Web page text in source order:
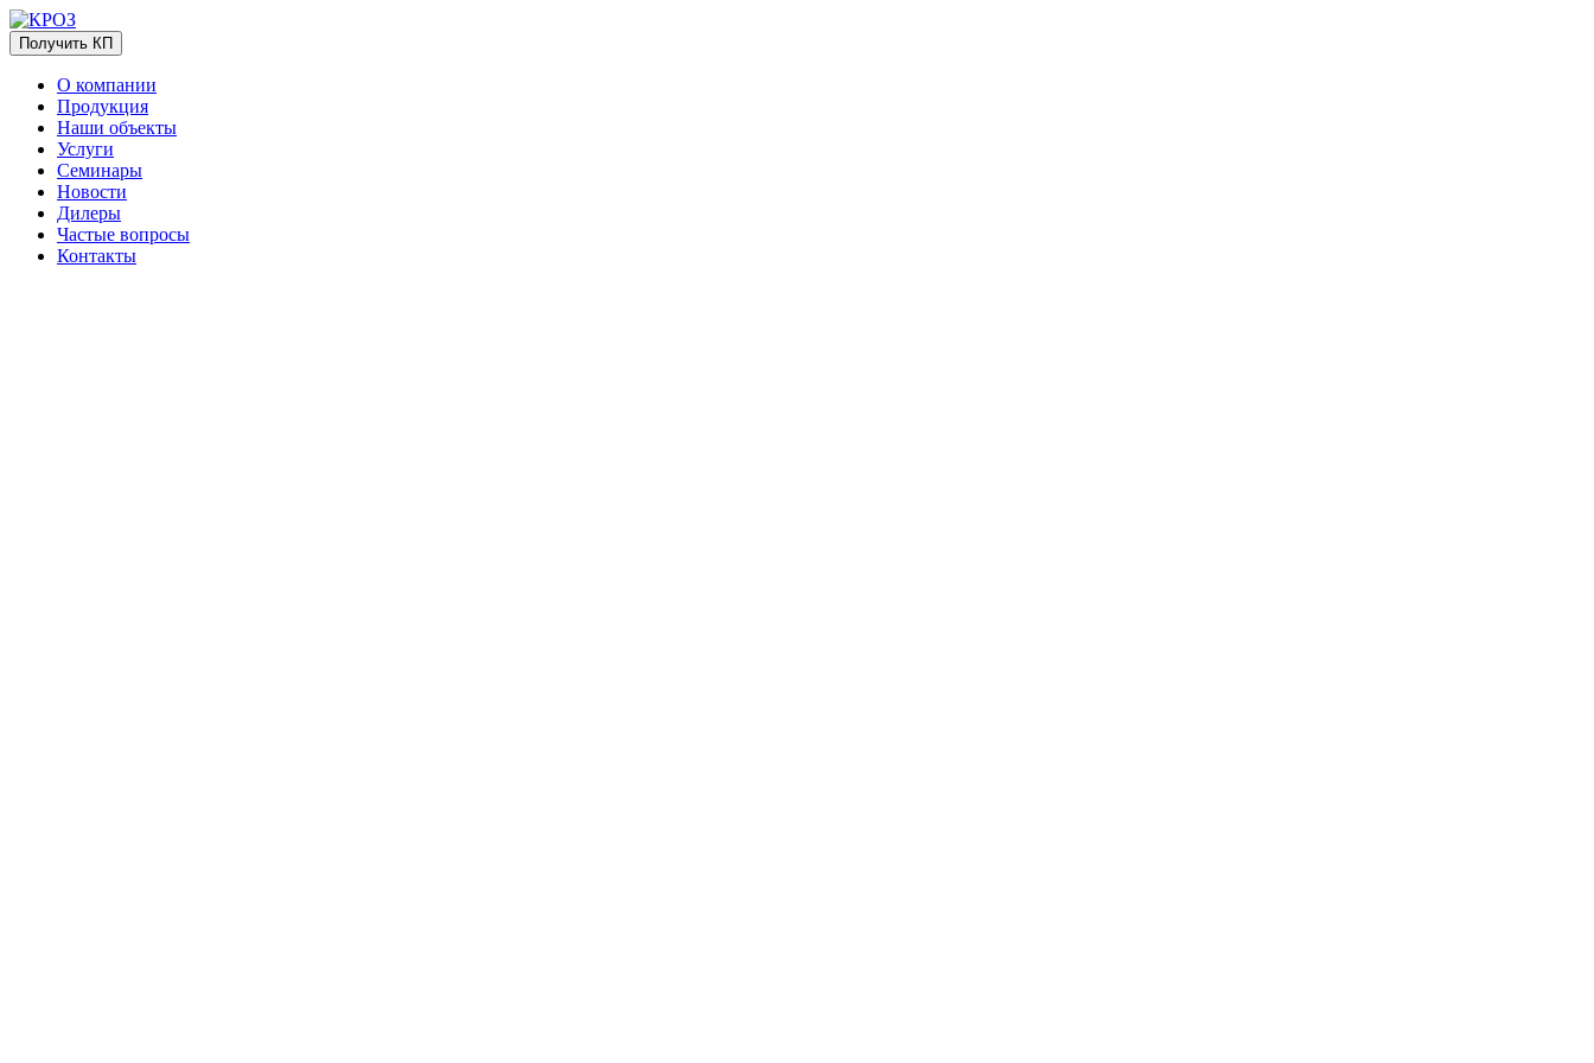
Получить КП
О компании
Продукция
Наши объекты
Услуги
Семинары
Новости
Дилеры
Частые вопросы
Контакты